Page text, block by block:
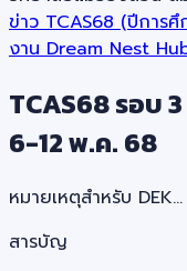
ข่าว TCAS68 (ปีการ
งาน Dream Nest
TCAS68 รอบ
6-12 พ.ค. 68
หมายเหตุสำหรับ DEK…
สารบัญ